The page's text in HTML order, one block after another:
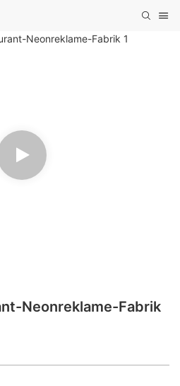
Neonreklame-Fabrik